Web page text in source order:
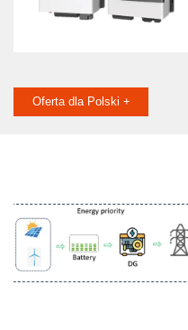
Oferta dla Polski +